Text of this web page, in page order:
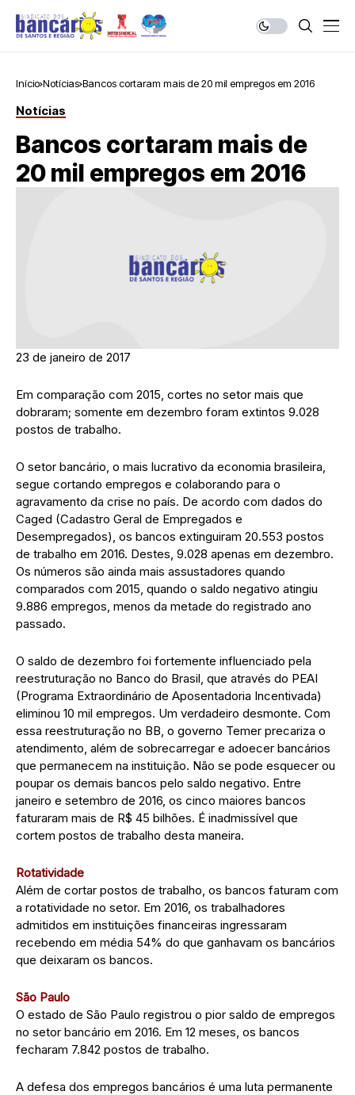
Início Notícias Bancos cortaram mais de 20 mil empregos em 2016
Notícias
Bancos cortaram mais de
20 mil empregos em 2016
23 de janeiro de 2017
Em comparação com 2015, cortes no setor mais que
dobraram; somente em dezembro foram extintos 9.028
postos de trabalho.
O setor bancário, o mais lucrativo da economia brasileira,
segue cortando empregos e colaborando para o
agravamento da crise no país. De acordo com dados do
Caged (Cadastro Geral de Empregados e
Desempregados), os bancos extinguiram 20.553 postos
de trabalho em 2016. Destes, 9.028 apenas em dezembro.
Os números são ainda mais assustadores quando
comparados com 2015, quando o saldo negativo atingiu
9.886 empregos, menos da metade do registrado ano
passado.
O saldo de dezembro foi fortemente influenciado pela
reestruturação no Banco do Brasil, que através do PEAI
(Programa Extraordinário de Aposentadoria Incentivada)
eliminou 10 mil empregos. Um verdadeiro desmonte. Com
essa reestruturação no BB, o governo Temer precariza o
atendimento, além de sobrecarregar e adoecer bancários
que permanecem na instituição. Não se pode esquecer ou
poupar os demais bancos pelo saldo negativo. Entre
janeiro e setembro de 2016, os cinco maiores bancos
faturaram mais de R$ 45 bilhões. É inadmissível que
cortem postos de trabalho desta maneira.
Rotatividade
Além de cortar postos de trabalho, os bancos faturam com
a rotatividade no setor. Em 2016, os trabalhadores
admitidos em instituições financeiras ingressaram
recebendo em média 54% do que ganhavam os bancários
que deixaram os bancos.
São Paulo
O estado de São Paulo registrou o pior saldo de empregos
no setor bancário em 2016. Em 12 meses, os bancos
fecharam 7.842 postos de trabalho.
A defesa dos empregos bancários é uma luta permanente